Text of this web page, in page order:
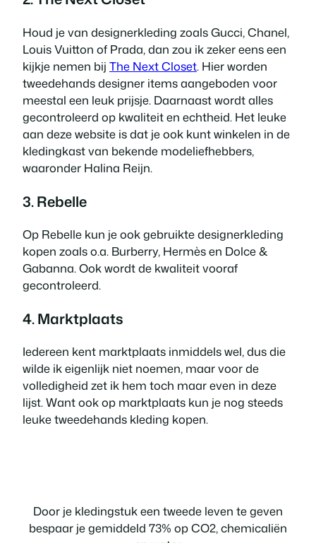
Houd je van designerkleding zoals Gucci, Chanel,
Louis Vuitton of Prada, dan zou ik zeker eens een
kijkje nemen bij The Next Closet. Hier worden
tweedehands designer items aangeboden voor
meestal een leuk prijsje. Daarnaast wordt alles
gecontroleerd op kwaliteit en echtheid. Het leuke
aan deze website is dat je ook kunt winkelen in de
kledingkast van bekende modeliefhebbers,
waaronder Halina Reijn.
3. Rebelle
Op Rebelle kun je ook gebruikte designerkleding
kopen zoals o.a. Burberry, Hermès en Dolce &
Gabanna. Ook wordt de kwaliteit vooraf
gecontroleerd.
4. Marktplaats
Iedereen kent marktplaats inmiddels wel, dus die
wilde ik eigenlijk niet noemen, maar voor de
volledigheid zet ik hem toch maar even in deze
lijst. Want ook op marktplaats kun je nog steeds
leuke tweedehands kleding kopen.
Door je kledingstuk een tweede leven te geven
bespaar je gemiddeld 73% op CO2, chemicaliën